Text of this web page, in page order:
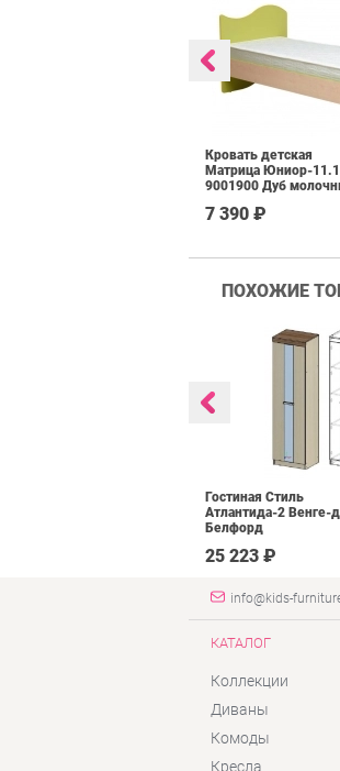
Кровать детская
Матрица Юниор-11.1
9001900 Дуб
7 390 ₽
ПОХОЖИЕ
Гостиная Стиль
Атлантида-2 Венге-
Белфорд
25 223 ₽
info@kids-
КАТАЛОГ
Коллекции
Диваны
Комоды
Кресла